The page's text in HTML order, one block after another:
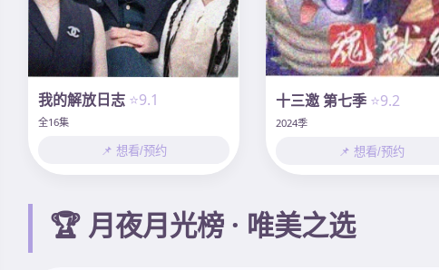
我的解放日志 ⭐9.1
全16集
📌 想看/预约
十三邀 第七季 ⭐9.2
2024季
📌 想看/预约
🏆 月夜月光榜 · 唯美之选